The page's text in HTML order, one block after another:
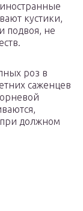
кустики,
подвоя, не
роз в
саженцев
при должном